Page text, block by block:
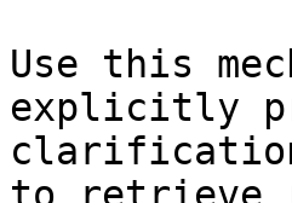
Use this
explicitly